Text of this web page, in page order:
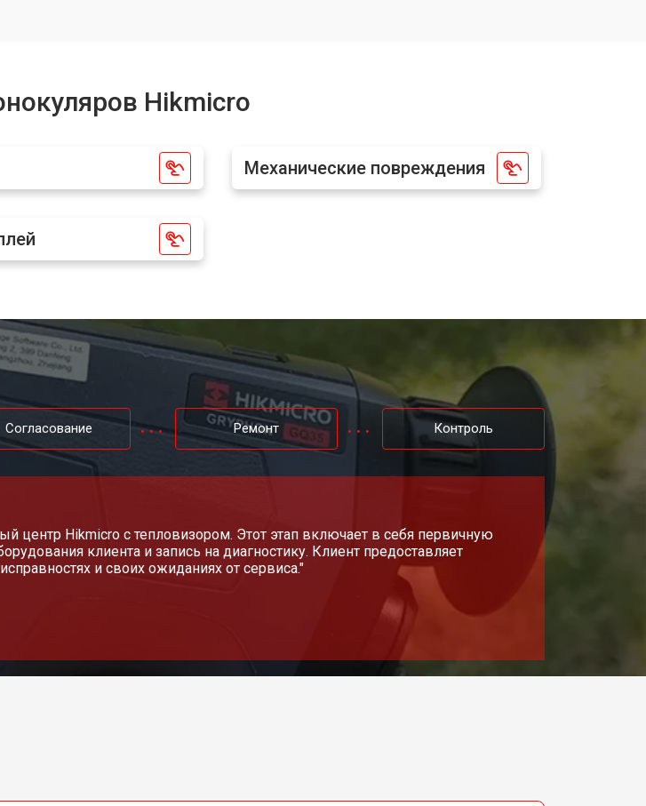
Hikmicro
Механические повреждения
Согласование Ремонт Контроль
центр Hikmicro с тепловизором. Этот этап включает в себя первичную
клиента и запись на диагностику. Клиент предоставляет
и своих ожиданиях от сервиса."